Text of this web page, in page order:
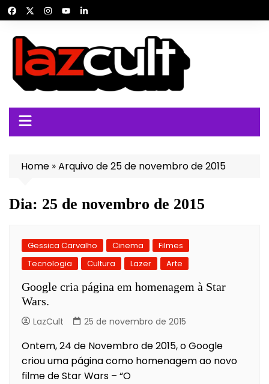
para
conteúdo
Home »Arquivo de 25 de novembro de 2015
Dia: 25 de novembro de 2015
Gessica Carvalho Cinema
Filmes
Tecnologia
Cultura Lazer Arte
Google cria página em homenagem à Star
Wars.
LazCult 25 de novembro de 2015
Ontem, 24 de Novembro de 2015, o Google
criou uma página como homenagem ao novo
filme de Star Wars – “O